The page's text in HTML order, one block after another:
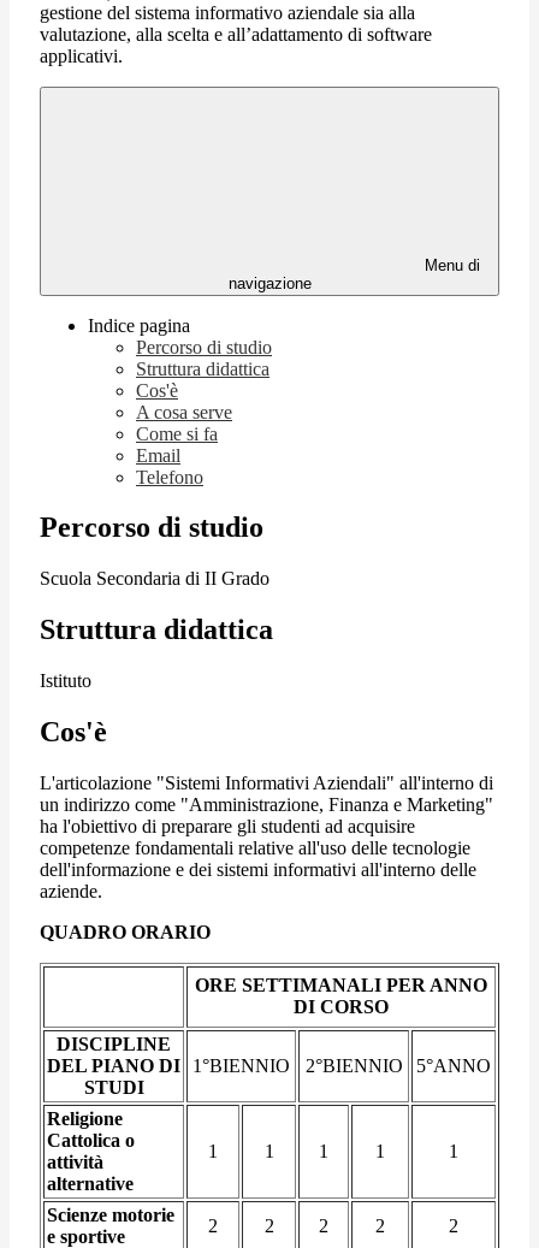
gestione del sistema informativo aziendale sia alla
valutazione, alla scelta e all’adattamento di software
applicativi.
Menu di
navigazione
Indice pagina
Percorso di studio
Struttura didattica
Cos'è
A cosa serve
Come si fa
Email
Telefono
Percorso di studio
Scuola Secondaria di II Grado
Struttura didattica
Istituto
Cos'è
L'articolazione "Sistemi Informativi Aziendali" all'interno di
un indirizzo come "Amministrazione, Finanza e Marketing"
ha l'obiettivo di preparare gli studenti ad acquisire
competenze fondamentali relative all'uso delle tecnologie
dell'informazione e dei sistemi informativi all'interno delle
aziende.
QUADRO ORARIO
ORE SETTIMANALI PER ANNO
DI CORSO
DISCIPLINE
DEL PIANO DI
STUDI
1°BIENNIO 2°BIENNIO 5°ANNO
Religione
Cattolica o
attività
alternative
1 1 1 1 1
Scienze motorie
e sportive
2 2 2 2 2